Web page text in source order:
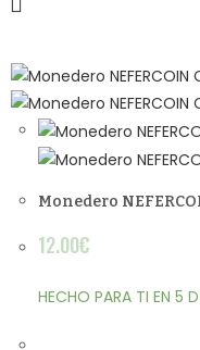
Monedero
12.00€
HECHO PARA TI EN 5